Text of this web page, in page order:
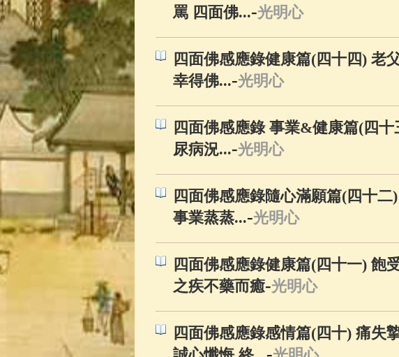
罵 四面佛...-光明心
四面佛感應錄健康篇(四十四) 老
幸得佛...-光明心
四面佛感應錄 事業&健康篇(四
尿病況...-光明心
四面佛感應錄隨心滿願篇(四十
事業蒸蒸...-光明心
四面佛感應錄健康篇(四十一) 飽
之疾不藥而癒-光明心
四面佛感應錄感情篇(四十) 痛失